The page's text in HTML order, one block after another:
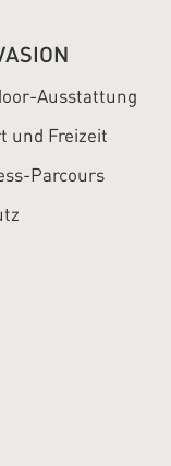
Ausstattung
und Freizeit
Parcours